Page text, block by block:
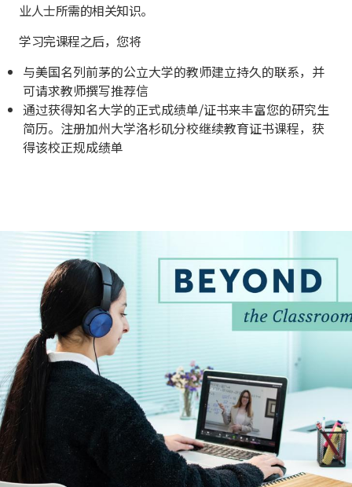
业人士所需的相关知识。
学习完课程之后，您将
与美国名列前茅的公立大学的教师建立持久的联系，并
可请求教师撰写推荐信
通过获得知名大学的正式成绩单/证书来丰富您的研究生
简历。注册加州大学洛杉矶分校继续教育证书课程，获
得该校正规成绩单